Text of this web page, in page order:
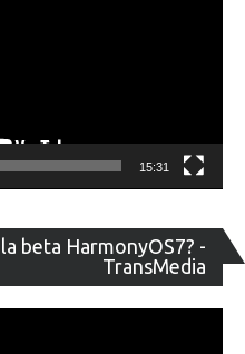
15:31
beta HarmonyOS7? -
TransMedia
de